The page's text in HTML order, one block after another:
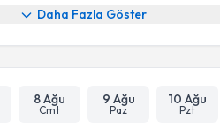
Daha Fazla Göster
8 Ağu
Cmt
9 Ağu
Paz
10 Ağu
Pzt